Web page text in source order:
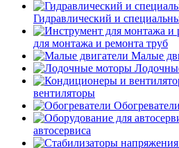
Гидравлический и
для монтажа и ремонта труб
Малые
вентиляторы
Обогреватели
автосервиса